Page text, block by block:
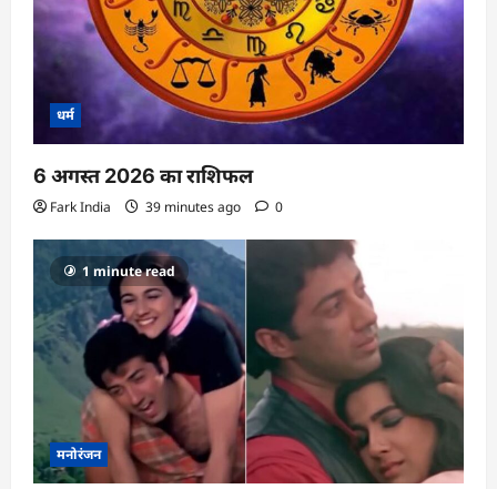
धर्म
6 अगस्त 2026 का राशिफल
Fark India 39 minutes ago 0
1 minute read
मनोरंजन